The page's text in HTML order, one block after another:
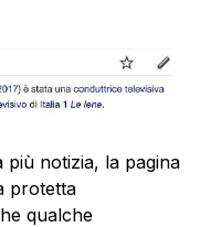
notizia, la pagina
protetta
qualche